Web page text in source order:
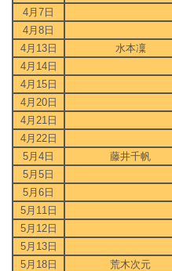
4月7日
4月8日
4月13日
水本凜
4月14日
4月15日
4月20日
4月21日
4月22日
5月4日
藤井千帆
5月5日
5月6日
5月11日
5月12日
5月13日
5月18日
荒木次元